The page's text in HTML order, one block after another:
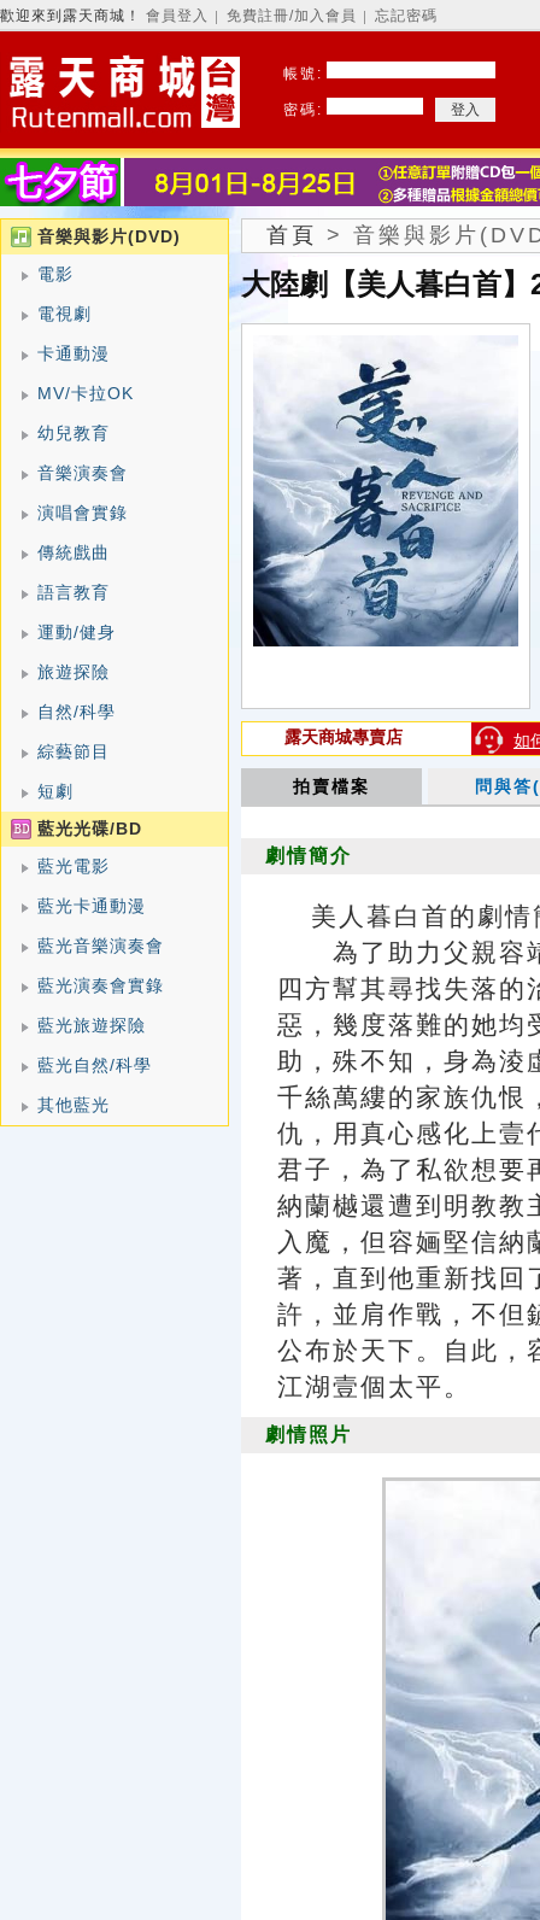
歡迎來到露天商城！ 會員登入 免費註冊/加入會員 忘記密碼
帳號:
密碼:
音樂與影片(DVD)
電影
電視劇
卡通動漫
MV/卡拉OK
幼兒教育
音樂演奏會
演唱會實錄
傳統戲曲
語言教育
運動/健身
旅遊探險
自然/科學
綜藝節目
短劇
藍光光碟/BD
藍光電影
藍光卡通動漫
藍光音樂演奏會
藍光演奏會實錄
藍光旅遊探險
藍光自然/科學
其他藍光
首頁 > 音樂與影片
大陸劇【美人暮白首】
如
露天商城專賣店
拍賣檔案 問與
劇情簡介
美人暮白首的劇情
為了助力父親容靖
四方幫其尋找失落的
惡，幾度落難的她均
助，殊不知，身為淩
千絲萬縷的家族仇恨
仇，用真心感化上壹
君子，為了私欲想要
納蘭樾還遭到明教教
入魔，但容婳堅信
著，直到他重新找回
許，並肩作戰，不但
公布於天下。自此，
江湖壹個太平。
劇情照片